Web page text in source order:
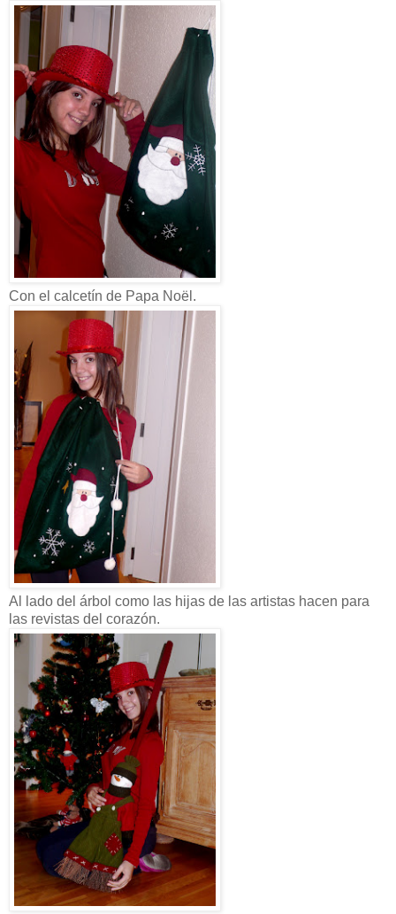
Con el calcetín de Papa Noël.
Al lado del árbol como las hijas de las artistas hacen para
las revistas del corazón.